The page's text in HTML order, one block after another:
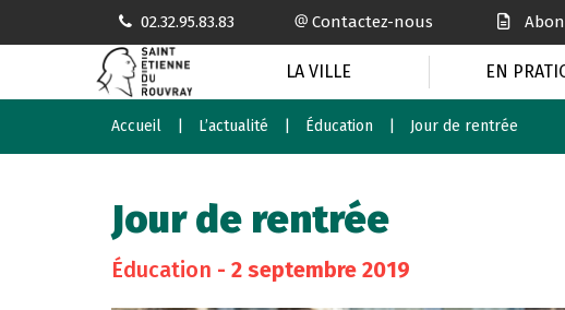
02.32.95.83.83 Contactez-nous
LA VILLE EN
Accueil L’actualité Éducation Jour de rentrée
Jour de rentrée
Éducation - 2 septembre 2019